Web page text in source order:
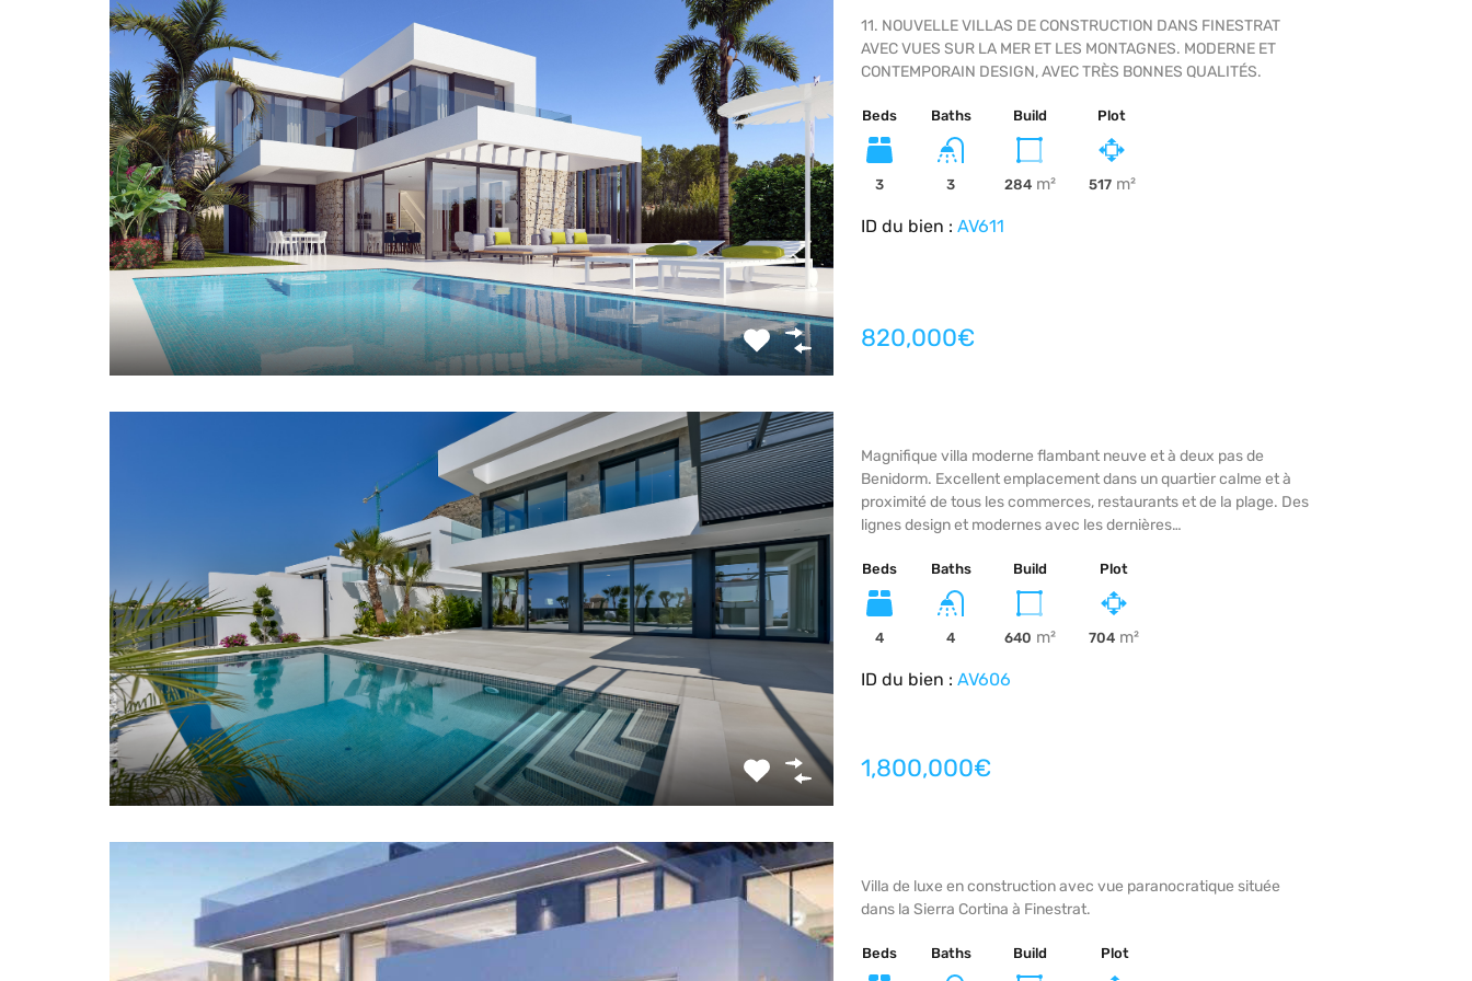
11. NOUVELLE VILLAS DE CONSTRUCTION DANS FINESTRAT
AVEC VUES SUR LA MER ET LES MONTAGNES. MODERNE ET
CONTEMPORAIN DESIGN, AVEC TRÈS BONNES QUALITÉS.
Beds
3
Baths
3
Build
284 m²
Plot
517 m²
ID du bien : AV611
820,000€
Magnifique villa moderne flambant neuve et à deux pas de
Benidorm. Excellent emplacement dans un quartier calme et à
proximité de tous les commerces, restaurants et de la plage. Des
lignes design et modernes avec les dernières…
Beds
4
Baths
4
Build
640 m²
Plot
704 m²
ID du bien : AV606
1,800,000€
Villa de luxe en construction avec vue paranocratique située
dans la Sierra Cortina à Finestrat.
Beds Baths Build Plot